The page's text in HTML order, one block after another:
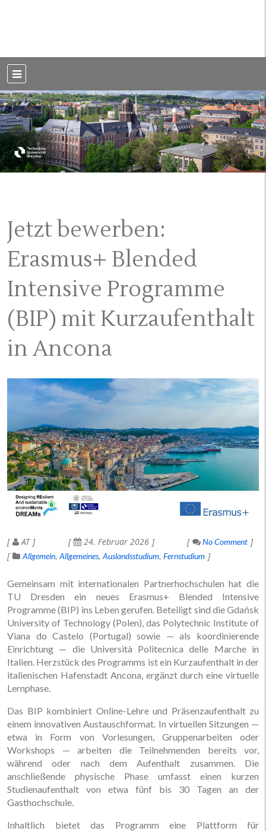
Dresden
Jetzt bewerben:
Erasmus+ Blended
Intensive Programme
(BIP) mit Kurzaufenthalt
in Ancona
AT 24. Februar 2026
No Comment
Allgemein Allgemeines Auslandsstudium Fernstudium
Gemeinsam mit internationalen Partnerhochschulen hat die
TU Dresden ein neues Erasmus+ Blended Intensive
Programme (BIP) ins Leben gerufen. Beteiligt sind die Gdańsk
University of Technology (Polen), das Polytechnic Institute of
Viana do Castelo (Portugal) sowie — als koordinierende
Einrichtung — die Università Politecnica delle Marche in
Italien. Herzstück des Programms ist ein Kurzaufenthalt in der
italienischen Hafenstadt Ancona, ergänzt durch eine virtuelle
Lernphase.
Das BIP kombiniert Online-Lehre und Präsenzaufenthalt zu
einem innovativen Austauschformat. In virtuellen Sitzungen —
etwa in Form von Vorlesungen, Gruppenarbeiten oder
Workshops — arbeiten die Teilnehmenden bereits vor,
während oder nach dem Aufenthalt zusammen. Die
anschließende physische Phase umfasst einen kurzen
Studienaufenthalt von etwa fünf bis 30 Tagen an der
Gasthochschule.
Inhaltlich bietet das Programm eine Plattform für